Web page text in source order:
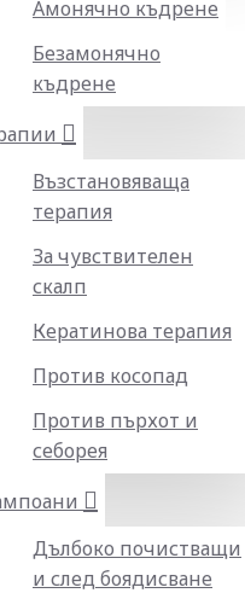
Амонячно къдрене
Безамонячно
къдрене
Възстановяваща
терапия
За чувствителен
скалп
Кератинова терапия
Против косопад
Против пърхот и
себорея
Дълбоко почистващи
и след боядисване